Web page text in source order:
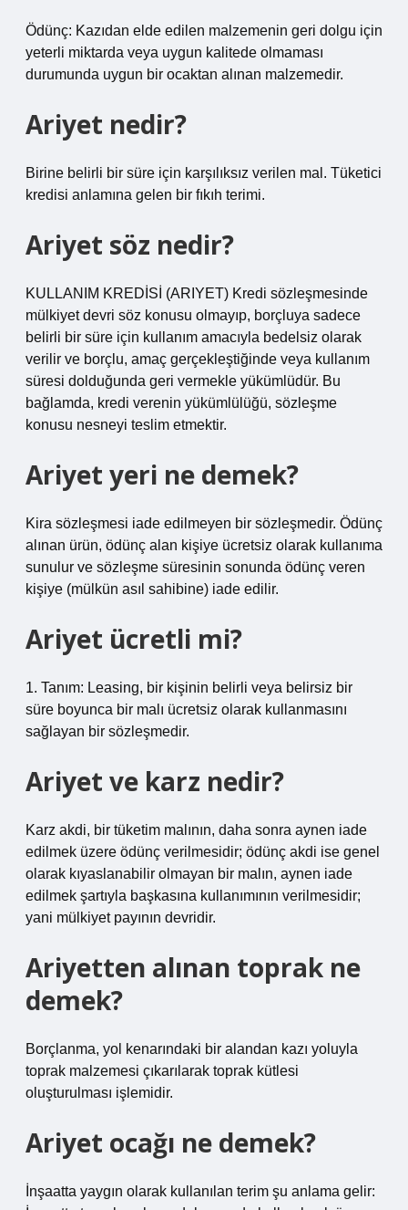
Ödünç: Kazıdan elde edilen malzemenin geri dolgu için
yeterli miktarda veya uygun kalitede olmaması
durumunda uygun bir ocaktan alınan malzemedir.
Ariyet nedir?
Birine belirli bir süre için karşılıksız verilen mal. Tüketici
kredisi anlamına gelen bir fıkıh terimi.
Ariyet söz nedir?
KULLANIM KREDİSİ (ARIYET) Kredi sözleşmesinde
mülkiyet devri söz konusu olmayıp, borçluya sadece
belirli bir süre için kullanım amacıyla bedelsiz olarak
verilir ve borçlu, amaç gerçekleştiğinde veya kullanım
süresi dolduğunda geri vermekle yükümlüdür. Bu
bağlamda, kredi verenin yükümlülüğü, sözleşme
konusu nesneyi teslim etmektir.
Ariyet yeri ne demek?
Kira sözleşmesi iade edilmeyen bir sözleşmedir. Ödünç
alınan ürün, ödünç alan kişiye ücretsiz olarak kullanıma
sunulur ve sözleşme süresinin sonunda ödünç veren
kişiye (mülkün asıl sahibine) iade edilir.
Ariyet ücretli mi?
1. Tanım: Leasing, bir kişinin belirli veya belirsiz bir
süre boyunca bir malı ücretsiz olarak kullanmasını
sağlayan bir sözleşmedir.
Ariyet ve karz nedir?
Karz akdi, bir tüketim malının, daha sonra aynen iade
edilmek üzere ödünç verilmesidir; ödünç akdi ise genel
olarak kıyaslanabilir olmayan bir malın, aynen iade
edilmek şartıyla başkasına kullanımının verilmesidir;
yani mülkiyet payının devridir.
Ariyetten alınan toprak ne
demek?
Borçlanma, yol kenarındaki bir alandan kazı yoluyla
toprak malzemesi çıkarılarak toprak kütlesi
oluşturulması işlemidir.
Ariyet ocağı ne demek?
İnşaatta yaygın olarak kullanılan terim şu anlama gelir: